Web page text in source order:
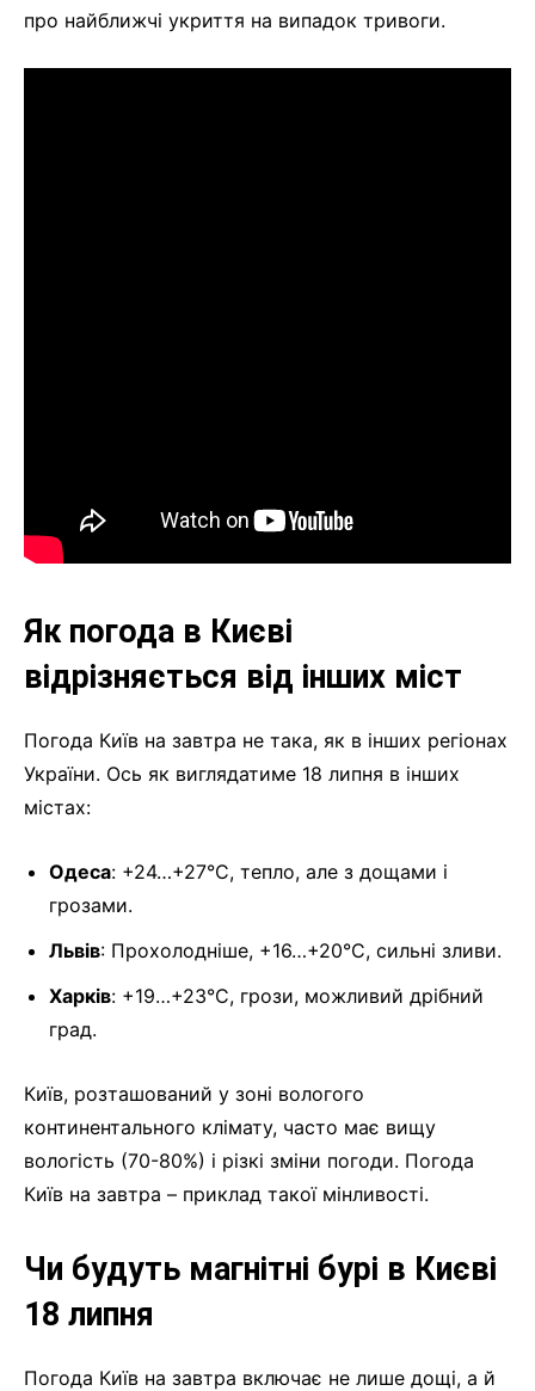
про найближчі укриття на випадок тривоги.
Як погода в Києві
відрізняється від інших міст
Погода Київ на завтра не така, як в інших регіонах
України. Ось як виглядатиме 18 липня в інших
містах:
Одеса: +24…+27°C, тепло, але з дощами і
грозами.
Львів: Прохолодніше, +16…+20°C, сильні зливи.
Харків: +19…+23°C, грози, можливий дрібний
град.
Київ, розташований у зоні вологого
континентального клімату, часто має вищу
вологість (70-80%) і різкі зміни погоди. Погода
Київ на завтра – приклад такої мінливості.
Чи будуть магнітні бурі в Києві
18 липня
Погода Київ на завтра включає не лише дощі, а й